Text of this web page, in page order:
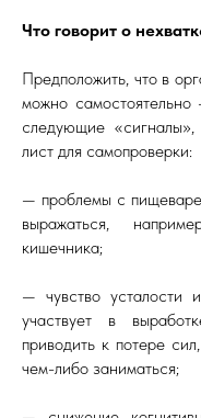
Что говорит о
Предположить, что в
можно
следующие
лист для самопроверки:
— проблемы с
выражаться,
кишечника;
— чувство усталости
участвует в
приводить к потере
чем-либо заниматься;